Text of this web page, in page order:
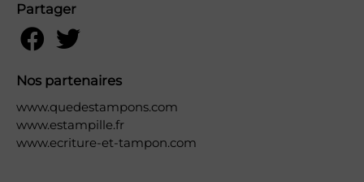
Partager
Nos partenaires
www.quedestampons.com
www.estampille.fr
www.ecriture-et-tampon.com